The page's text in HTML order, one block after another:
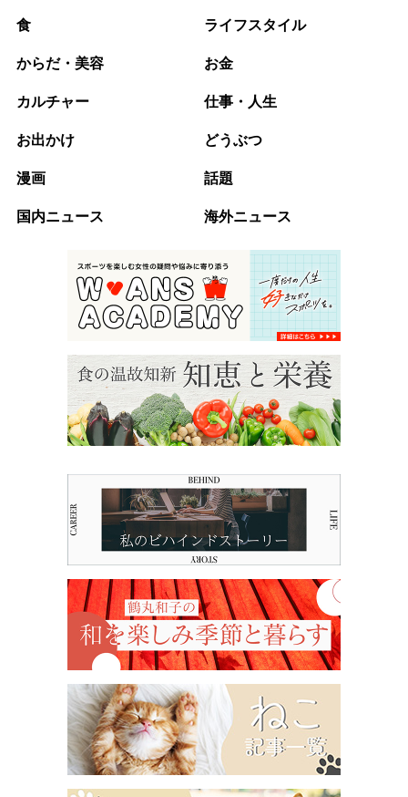
食 ライフスタイル
からだ・美容 お金
カルチャー 仕事・人生
お出かけ どうぶつ
漫画 話題
国内ニュース 海外ニュース